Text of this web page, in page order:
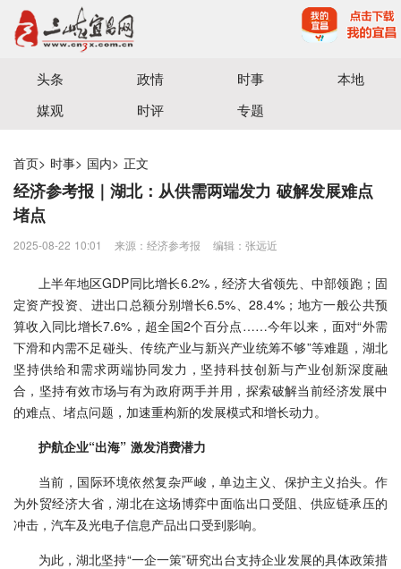
宜昌三峡融媒体中心主办
头条 政情 时事
本地
媒观
时评 专题
首页> 时事> 国内> 正文
经济参考报｜湖北：从供需两端发力 破解发展难点
堵点
2025-08-22 10:01 来源：经济参考报 编辑：张远近
上半年地区GDP同比增长6.2%，经济大省领先、中部领跑；固
定资产投资、进出口总额分别增长6.5%、28.4%；地方一般公共预
算收入同比增长7.6%，超全国2个百分点……今年以来，面对“外需
下滑和内需不足碰头、传统产业与新兴产业统筹不够”等难题，湖北
坚持供给和需求两端协同发力，坚持科技创新与产业创新深度融
合，坚持有效市场与有为政府两手并用，探索破解当前经济发展中
的难点、堵点问题，加速重构新的发展模式和增长动力。
护航企业“出海” 激发消费潜力
当前，国际环境依然复杂严峻，单边主义、保护主义抬头。作
为外贸经济大省，湖北在这场博弈中面临出口受阻、供应链承压的
冲击，汽车及光电子信息产品出口受到影响。
为此，湖北坚持“一企一策”研究出台支持企业发展的具体政策措